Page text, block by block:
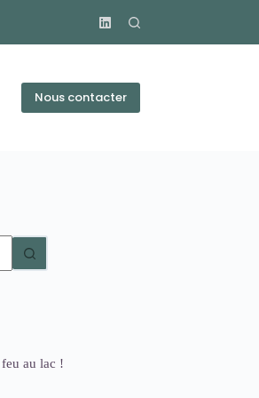
Nous contacter
au lac !